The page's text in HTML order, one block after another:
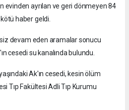
evinden ayrılan ve geri dönmeyen 84
haber geldi.
devam eden aramalar sonucu
cesedi su kanalında bulundu.
Ak'ın cesedi, kesin ölüm
Tıp Fakültesi Adli Tıp Kurumu